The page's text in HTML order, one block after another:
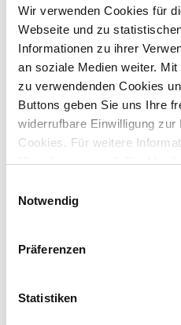
Wir verwenden Cookies für
Webseite und zu
Informationen zu ihrer
an soziale Medien weiter.
zu verwendenden Cookies
Buttons geben Sie uns Ihre
widerrufbare Einwilligung zur
Cookies. Für weitere
"Details anzeigen". Die
Datenschutzerklärung
Notwendig
Präferenzen
Statistiken
Medizinische Fakultät, Gebäude
Lehrgebäude
Venusberg-Campus 1, 53127
Anbieter:
Herrn Dr. Steinweg
Tel:
0151 18895518